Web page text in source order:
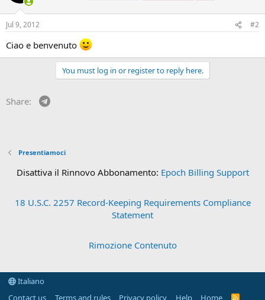
Jul 9, 2012 #2
Ciao e benvenuto
You must log in or register to reply here.
Share:
Presentiamoci
Disattiva il Rinnovo Abbonamento: Epoch Billing Support
18 U.S.C. 2257 Record-Keeping Requirements Compliance
Statement
Rimozione Contenuto
Italiano
Contact us
Terms and rules Privacy policy Help Home R